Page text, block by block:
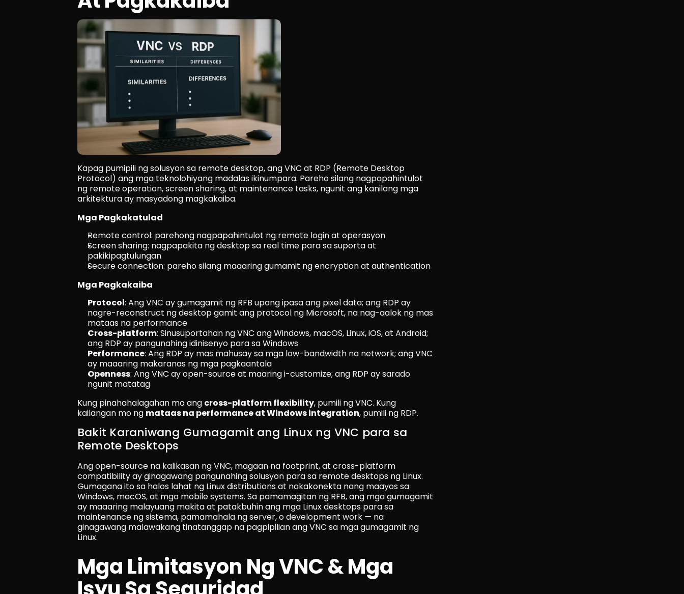
Kapag pumipili ng solusyon sa remote desktop, ang VNC at RDP (Remote Desktop
Protocol) ang mga teknolohiyang madalas ikinumpara. Pareho silang nagpapahintulot
ng remote operation, screen sharing, at maintenance tasks, ngunit ang kanilang mga
arkitektura ay masyadong magkakaiba.
Mga Pagkakatulad
Remote control: parehong nagpapahintulot ng remote login at operasyon
Screen sharing: nagpapakita ng desktop sa real time para sa suporta at
pakikipagtulungan
Secure connection: pareho silang maaaring gumamit ng encryption at authentication
Mga Pagkakaiba
Protocol: Ang VNC ay gumagamit ng RFB upang ipasa ang pixel data; ang RDP ay
nagre-reconstruct ng desktop gamit ang protocol ng Microsoft, na nag-aalok ng mas
mataas na performance
Cross-platform: Sinusuportahan ng VNC ang Windows, macOS, Linux, iOS, at Android;
ang RDP ay pangunahing idinisenyo para sa Windows
Performance: Ang RDP ay mas mahusay sa mga low-bandwidth na network; ang VNC
ay maaaring makaranas ng mga pagkaantala
Openness: Ang VNC ay open-source at maaring i-customize; ang RDP ay sarado
ngunit matatag
Kung pinahahalagahan mo ang cross-platform flexibility, pumili ng VNC. Kung
kailangan mo ng mataas na performance at Windows integration, pumili ng RDP.
Bakit Karaniwang Gumagamit ang Linux ng VNC para sa
Remote Desktops
Ang open-source na kalikasan ng VNC, magaan na footprint, at cross-platform
compatibility ay ginagawang pangunahing solusyon para sa remote desktops ng Linux.
Gumagana ito sa halos lahat ng Linux distributions at nakakonekta nang maayos sa
Windows, macOS, at mga mobile systems. Sa pamamagitan ng RFB, ang mga gumagamit
ay maaaring malayuang makita at patakbuhin ang mga Linux desktops para sa
maintenance ng sistema, pamamahala ng server, o development work — na
ginagawang malawakang tinatanggap na pagpipilian ang VNC sa mga gumagamit ng
Linux.
Mga Limitasyon Ng VNC & Mga